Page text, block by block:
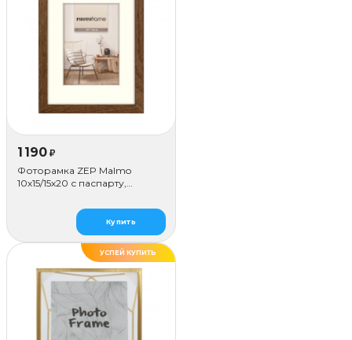
1 190 ₽
Фоторамка ZEP Malmo
10х15/15х20 с паспарту,
Купить
УСПЕЙ КУПИТЬ